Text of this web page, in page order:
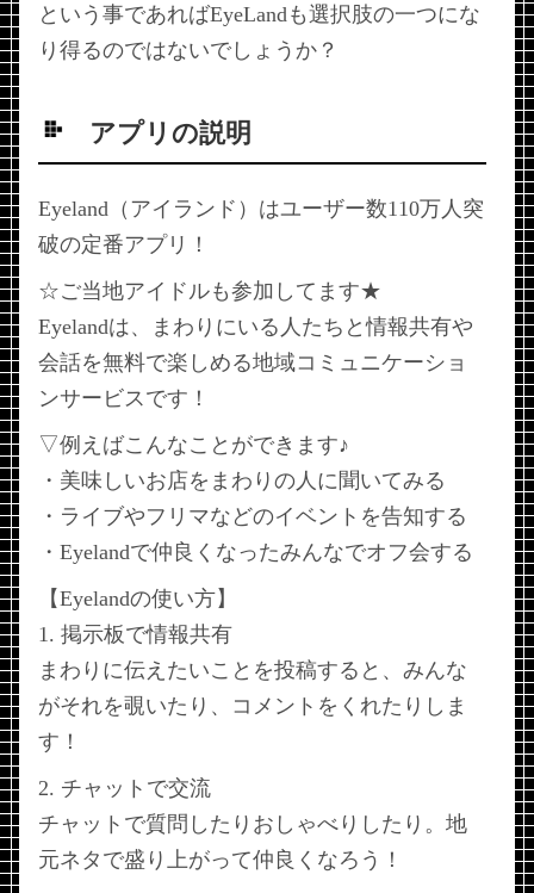
という事であればEyeLandも選択肢の一つにな
り得るのではないでしょうか？
アプリの説明
Eyeland（アイランド）はユーザー数110万人突
破の定番アプリ！
☆ご当地アイドルも参加してます★
Eyelandは、まわりにいる人たちと情報共有や
会話を無料で楽しめる地域コミュニケーショ
ンサービスです！
▽例えばこんなことができます♪
・美味しいお店をまわりの人に聞いてみる
・ライブやフリマなどのイベントを告知する
・Eyelandで仲良くなったみんなでオフ会する
【Eyelandの使い方】
1. 掲示板で情報共有
まわりに伝えたいことを投稿すると、みんな
がそれを覗いたり、コメントをくれたりしま
す！
2. チャットで交流
チャットで質問したりおしゃべりしたり。地
元ネタで盛り上がって仲良くなろう！